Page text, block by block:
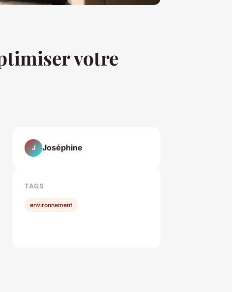
votre
J Joséphine
TAGS
environnement